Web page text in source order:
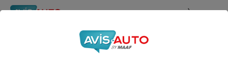
Rechercher À propos
Obtenir un devis d'assurance auto MAAF